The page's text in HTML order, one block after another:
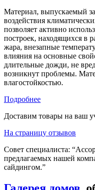
Материал, выпускаемый
воздействия
позволяет активно
построек, находящихся в
жара, внезапные
влияния на основные
длительные дожди, не
возникнут проблемы.
влагостойкостью.
Подробнее
Доставим товары на ваш
На страницу отзывов
Совет специалиста:
предлагаемых нашей
сайдингом.”